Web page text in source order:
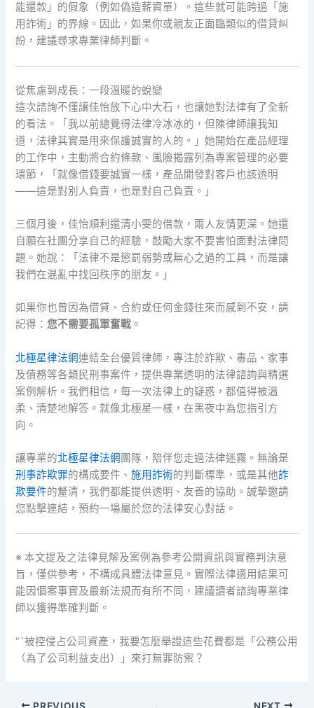
能還款」的假象（例如偽造薪資單）。這些就可能跨過「施
用詐術」的界線。因此，如果你或親友正面臨類似的借貸糾
紛，建議尋求專業律師判斷。
從焦慮到成長：一段溫暖的蛻變
這次諮詢不僅讓佳怡放下心中大石，也讓她對法律有了全新
的看法。「我以前總覺得法律冷冰冰的，但陳律師讓我知
道，法律其實是用來保護誠實的人的。」她開始在產品經理
的工作中，主動將合約條款、風險揭露列為專案管理的必要
環節，「就像借錢要誠實一樣，產品開發對客戶也該透明
——這是對別人負責，也是對自己負責。」
三個月後，佳怡順利還清小雯的借款，兩人友情更深。她還
自願在社團分享自己的經驗，鼓勵大家不要害怕面對法律問
題。她說：「法律不是懲罰弱勢或無心之過的工具，而是讓
我們在混亂中找回秩序的朋友。」
如果你也曾因為借貸、合約或任何金錢往來而感到不安，請
記得：您不需要孤軍奮戰 。
北極星律法網連結全台優質律師，專注於詐欺、毒品、家事
及債務等各類民刑事案件，提供專業透明的法律諮詢與精選
案例解析。我們相信，每一次法律上的疑惑，都值得被溫
柔、清楚地解答。就像北極星一樣，在黑夜中為您指引方
向。
讓專業的北極星律法網 團隊，陪伴您走過法律迷霧。無論是
刑事詐欺罪的構成要件、施用詐術的判斷標準，或是其他詐
欺要件的釐清，我們都能提供透明、友善的協助。誠摯邀請
您點擊連結，預約一場屬於您的法律安心對話。
※ 本文提及之法律見解及案例為參考公開資訊與實務判決意
旨，僅供參考，不構成具體法律意見。實際法律適用結果可
能因個案事實及最新法規而有所不同，建議讀者諮詢專業律
師以獲得準確判斷。
“`被控侵占公司資產，我要怎麼舉證這些花費都是「公務公用
（為了公司利益支出）」來打無罪防禦？
PREVIOUS NEXT